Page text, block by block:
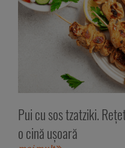
Pui cu sos tzatziki.
o cină ușoară